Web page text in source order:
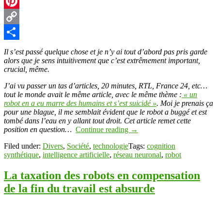
Pinterest
Copy
Link
Partager
Il s’est passé quelque chose et je n’y ai tout d’abord pas pris garde
alors que je sens intuitivement que c’est extrêmement important,
crucial, même.
J’ai vu passer un tas d’articles, 20 minutes, RTL, France 24, etc…
tout le monde avait le même article, avec le même thème : « un
robot en a eu marre des humains et s’est suicidé ». Moi je prenais ça
pour une blague, il me semblait évident que le robot a buggé et est
tombé dans l’eau en y allant tout droit. Cet article remet cette
position en question… Continue reading →
Filed under: Divers, Société, technologieTags: cognition
synthétique, intelligence artificielle, réseau neuronal, robot
La taxation des robots en compensation
de la fin du travail est absurde